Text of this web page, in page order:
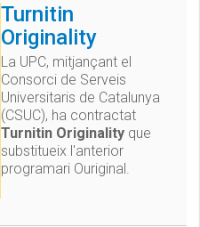
Turnitin
Originality
La UPC, mitjançant el
Consorci de Serveis
Universitaris de Catalunya
(CSUC), ha contractat
Turnitin Originality que
substitueix l'anterior
programari Ouriginal.